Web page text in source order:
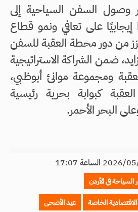
وصول السفن السياحية إلى
على تعافي ونمو قطاع
من دور محطة العقبة للسفن
ضمن الشراكة الاستراتيجية
ومجموعة موانئ أبوظبي،
كبوابة بحرية رئيسية
البحر الأحمر.
السياحة في الأردن
الخاصة
عيد الأضحى